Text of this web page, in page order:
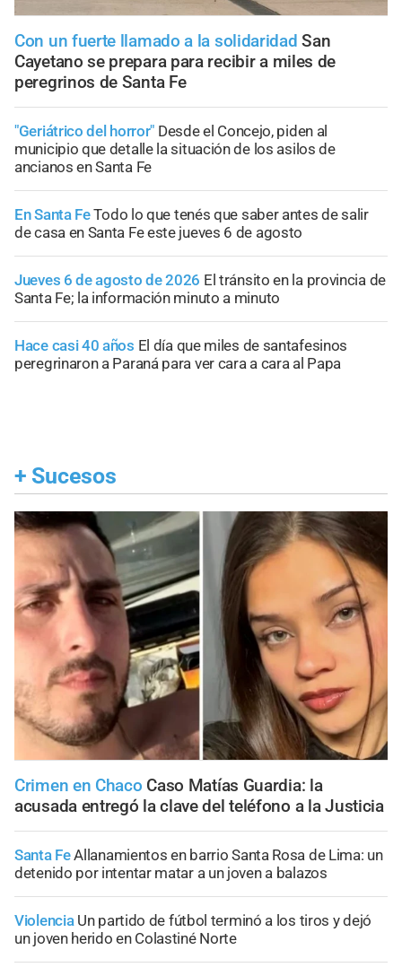
Con un fuerte llamado a la solidaridad San
Cayetano se prepara para recibir a miles de
peregrinos de Santa Fe
"Geriátrico del horror" Desde el Concejo, piden al
municipio que detalle la situación de los asilos de
ancianos en Santa Fe
En Santa FeTodo lo que tenés que saber antes de salir
de casa en Santa Fe este jueves 6 de agosto
Jueves 6 de agosto de 2026 El tránsito en la provincia de
Santa Fe; la información minuto a minuto
Hace casi 40 años El día que miles de santafesinos
peregrinaron a Paraná para ver cara a cara al Papa
+ Sucesos
Crimen en Chaco Caso Matías Guardia: la
acusada entregó la clave del teléfono a la Justicia
Santa FeAllanamientos en barrio Santa Rosa de Lima: un
detenido por intentar matar a un joven a balazos
Violencia Un partido de fútbol terminó a los tiros y dejó
un joven herido en Colastiné Norte